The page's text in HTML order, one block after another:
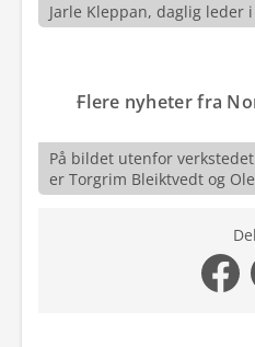
Jarle Kleppan, daglig leder
Flere nyheter fra
På bildet utenfor
er Torgrim Bleiktvedt og
Del